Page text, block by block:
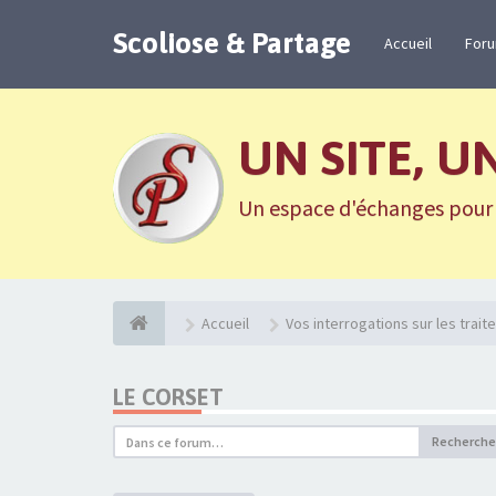
Scoliose & Partage Accueil
UN SITE,
Un espace d'échanges
Accueil Vos interrogations sur les
LE CORSET